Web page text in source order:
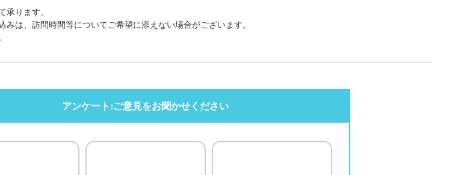
承ります。
みは、訪問時間等についてご希望に添えない場合がございます。
アンケート:ご意見をお聞かせください